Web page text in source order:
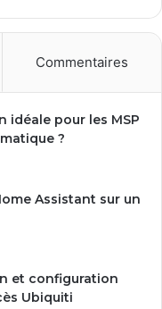
Commentaires
idéale pour les MSP
?
Assistant sur un
et configuration
Ubiquiti